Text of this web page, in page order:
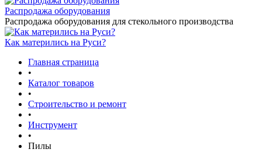
Распродажа оборудования
Распродажа оборудования для стекольного производства
Как матерились на Руси?
Главная страница
•
Каталог товаров
•
Строительство и ремонт
•
Инструмент
•
Пилы